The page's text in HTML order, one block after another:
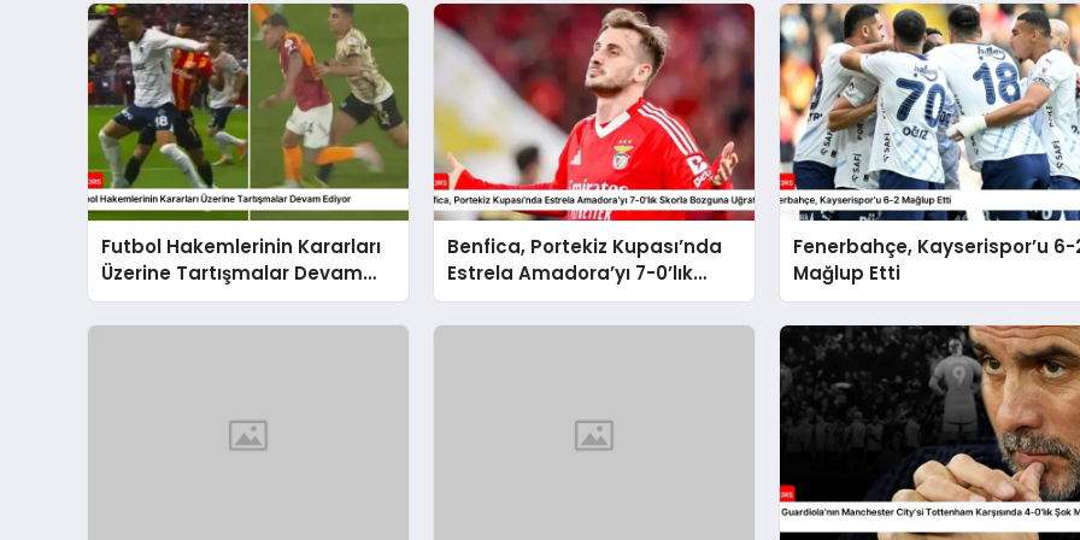
Futbol Hakemlerinin Kararları
Üzerine Tartışmalar Devam
Ediyor
Benfica, Portekiz Kupası’nda
Estrela Amadora’yı 7-0’lık
Skorla Bozguna Uğrattı
Fenerbahçe, Kayserispor’u 6-
Mağlup Etti